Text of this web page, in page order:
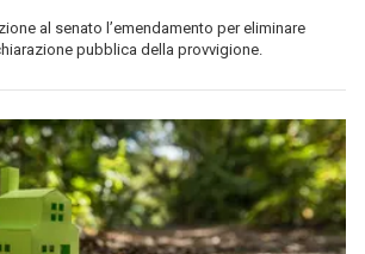
al senato l’emendamento per eliminare
pubblica della provvigione.